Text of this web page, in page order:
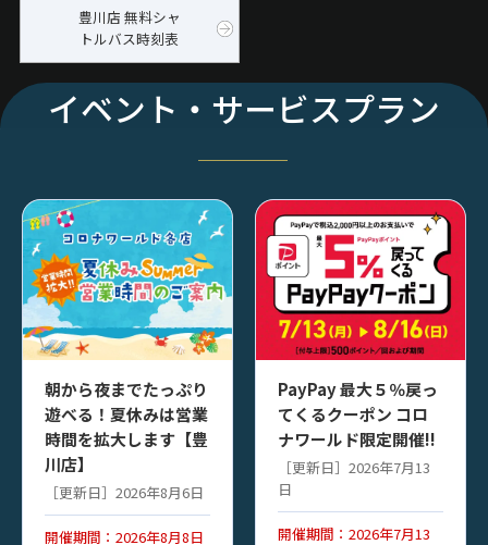
豊川店 無料シャ
トルバス時刻表
イベント・サービスプラン
朝から夜までたっぷり
遊べる！夏休みは営業
時間を拡大します【豊
川店】
［更新日］2026年8月6日
開催期間：2026年8月8日
PayPay 最大５％戻っ
てくるクーポン コロ
ナワールド限定開催!!
［更新日］2026年7月13
日
開催期間：2026年7月13